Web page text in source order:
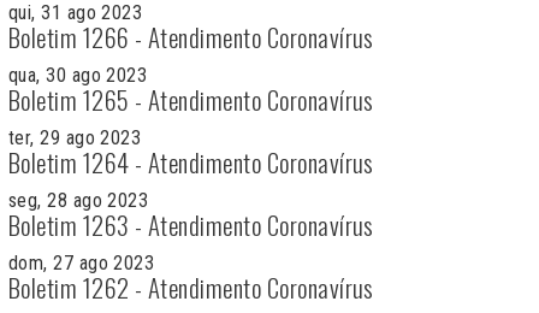
qui, 31 ago 2023
Boletim 1266 - Atendimento Coronavírus
qua, 30 ago 2023
Boletim 1265 - Atendimento Coronavírus
ter, 29 ago 2023
Boletim 1264 - Atendimento Coronavírus
seg, 28 ago 2023
Boletim 1263 - Atendimento Coronavírus
dom, 27 ago 2023
Boletim 1262 - Atendimento Coronavírus